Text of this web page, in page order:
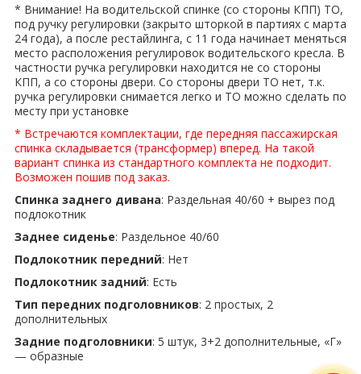
* Внимание! На водительской спинке (со стороны КПП) ТО,
под ручку регулировки (закрыто шторкой в партиях с марта
24 года), а после рестайлинга, с 11 года начинает меняться
место расположения регулировок водительского кресла. В
частности ручка регулировки находится не со стороны
КПП, а со стороны двери. Со стороны двери ТО нет, т.к.
ручка регулировки снимается легко и ТО можно сделать по
месту при установке
* Встречаются комплектации, где передняя пассажирская
спинка складывается (трансформер) вперед. На такой
вариант спинка из стандартного комплекта не подходит.
Возможен пошив под заказ.
Спинка заднего дивана: Раздельная 40/60 + вырез под
подлокотник
Заднее сиденье: Раздельное 40/60
Подлокотник передний: Нет
Подлокотник задний: Есть
Тип передних подголовников: 2 простых, 2
дополнительных
Задние подголовники: 5 штук, 3+2 дополнительные, «Г»
— образные